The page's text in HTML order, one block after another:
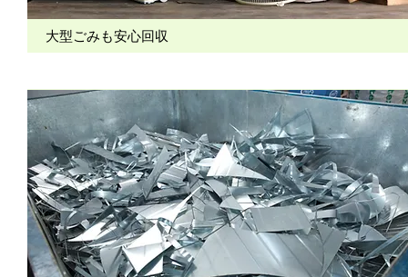
大型ごみも安心回収